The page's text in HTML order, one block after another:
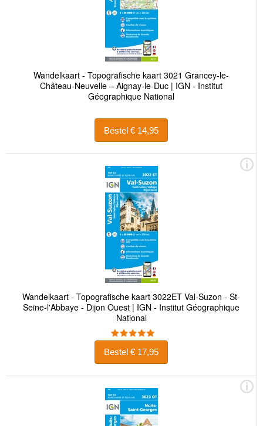
Wandelkaart - Topografische kaart 3021 Grancey-le-
Château-Neuvelle – Aignay-le-Duc | IGN - Institut
Géographique National
Bestel € 14,95
Wandelkaart - Topografische kaart 3022ET Val-Suzon - St-
Seine-l'Abbaye - Dijon Ouest | IGN - Institut Géographique
National
Bestel € 17,95